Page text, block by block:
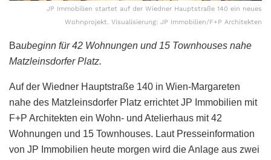
JP Immobilien startet auf der Wiedner Hauptstraße 140 ein neues
Wohnprojekt. Visualisierung: JP Immobilien/F+P Architekten
Baubeginn für 42 Wohnungen und 15 Townhouses nahe
Matzleinsdorfer Platz.
Auf der Wiedner Hauptstraße 140 in Wien-Margareten
nahe des Matzleinsdorfer Platz errichtet JP Immobilien mit
F+P Architekten ein Wohn- und Atelierhaus mit 42
Wohnungen und 15 Townhouses. Laut Presseinformation
von JP Immobilien heute morgen wird die Anlage aus zwei